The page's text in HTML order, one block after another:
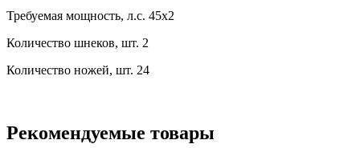
Требуемая мощность, л.с. 45х2
Количество шнеков, шт. 2
Количество ножей, шт. 24
Рекомендуемые товары